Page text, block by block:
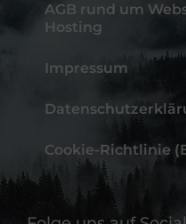
AGB rund um
Hosting
Impressum
Cookie-Richtlinie